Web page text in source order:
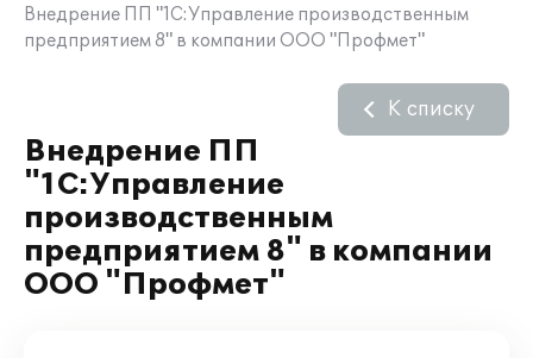
Внедрение ПП "1С:Управление производственным
предприятием 8" в компании ООО "Профмет"
Внедрение ПП
"1С:Управление
производственным
предприятием 8" в компании
ООО "Профмет"
К списку